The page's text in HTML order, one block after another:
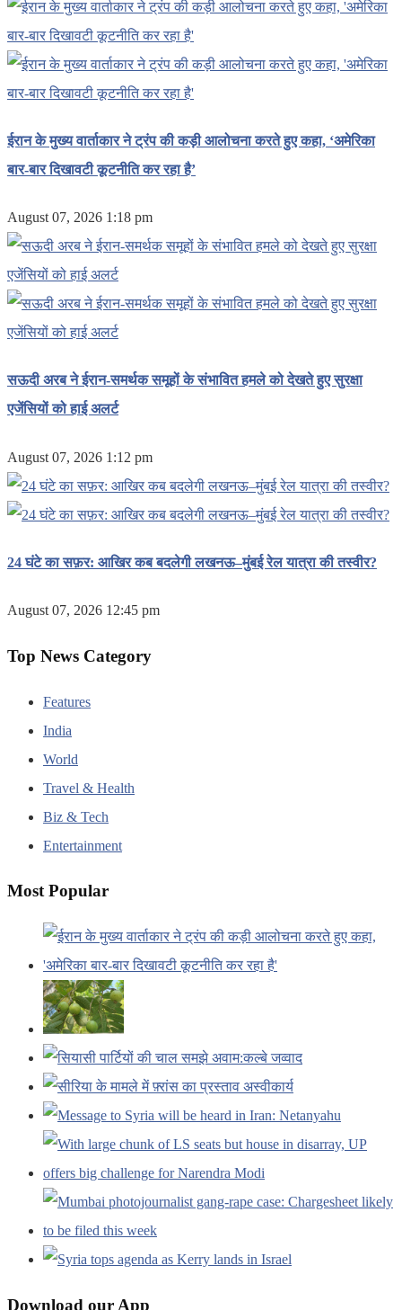
ईरान के मुख्य वार्ताकार ने ट्रंप की कड़ी आलोचना करते हुए कहा, ‘अमेरिका
बार-बार दिखावटी कूटनीति कर रहा है’
August 07, 2026 1:18 pm
सऊदी अरब ने ईरान-समर्थक समूहों के संभावित हमले को देखते हुए सुरक्षा
एजेंसियों को हाई अलर्ट
August 07, 2026 1:12 pm
24 घंटे का सफ़र: आखिर कब बदलेगी लखनऊ–मुंबई रेल यात्रा की तस्वीर?
August 07, 2026 12:45 pm
Top News Category
Features
India
World
Travel & Health
Biz & Tech
Entertainment
Most Popular
Download our App